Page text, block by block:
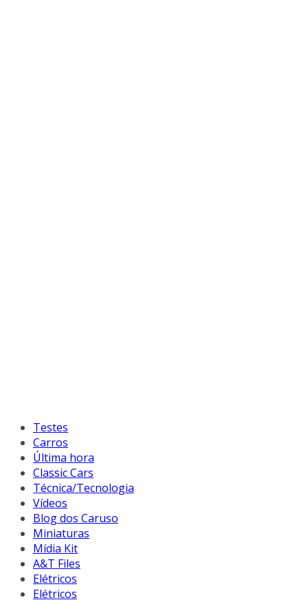
Testes
Carros
Última hora
Classic Cars
Técnica/Tecnologia
Vídeos
Blog dos Caruso
Miniaturas
Mídia Kit
A&T Files
Elétricos
Elétricos